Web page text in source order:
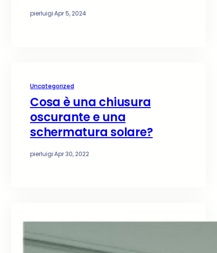
pierluigi·Apr 5, 2024
Uncategorized
Cosa è una chiusura
oscurante e una
schermatura solare?
pierluigi·Apr 30, 2022